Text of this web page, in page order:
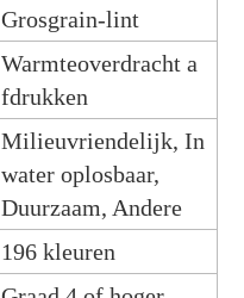
Grosgrain-lint
Warmteoverdracht a
fdrukken
Milieuvriendelijk, In
water oplosbaar,
Duurzaam, Andere
196 kleuren